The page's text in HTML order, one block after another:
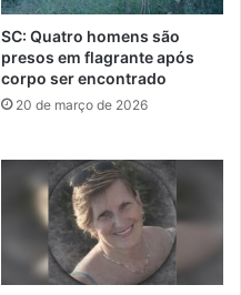
SC: Quatro homens são
presos em flagrante após
corpo ser encontrado
20 de março de 2026